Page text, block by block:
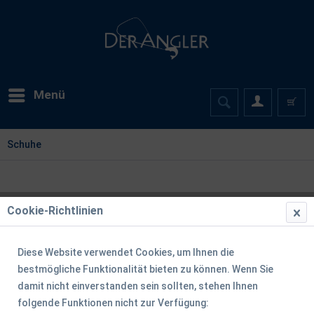
Menü
Schuhe
Cookie-Richtlinien
Diese Website verwendet Cookies, um Ihnen die
bestmögliche Funktionalität bieten zu können. Wenn Sie
damit nicht einverstanden sein sollten, stehen Ihnen
folgende Funktionen nicht zur Verfügung: